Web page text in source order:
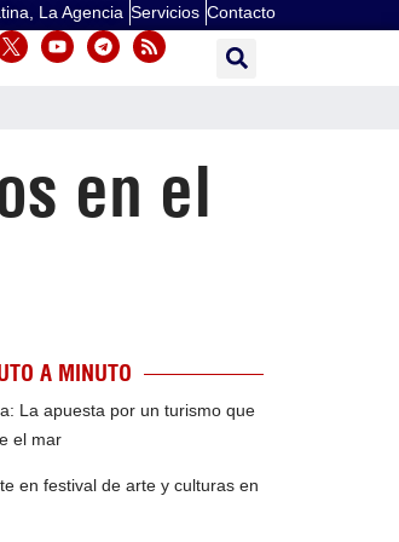
La Agencia Servicios Contacto
en el
A MINUTO
La apuesta por un turismo que
el mar
en festival de arte y culturas en